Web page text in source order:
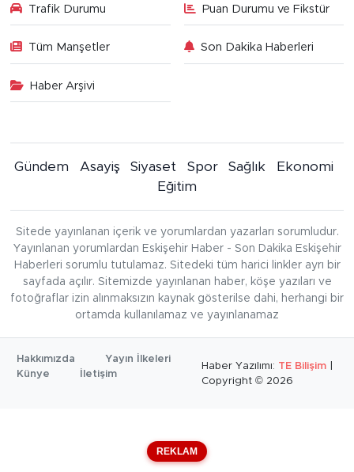
Trafik Durumu Puan Durumu ve Fikstür
Tüm Manşetler Son Dakika Haberleri
Haber Arşivi
Gündem Asayiş Siyaset Spor Sağlık
Ekonomi
Eğitim
Sitede yayınlanan içerik ve yorumlardan yazarları sorumludur.
Yayınlanan yorumlardan Eskişehir Haber - Son Dakika Eskişehir
Haberleri sorumlu tutulamaz. Sitedeki tüm harici linkler ayrı bir
sayfada açılır. Sitemizde yayınlanan haber, köşe yazıları ve
fotoğraflar izin alınmaksızın kaynak gösterilse dahi, herhangi bir
ortamda kullanılamaz ve yayınlanamaz
Hakkımızda
Yayın İlkeleri
Künye
İletişim
Haber Yazılımı: TE Bilişim
Copyright © 2026
REKLAM